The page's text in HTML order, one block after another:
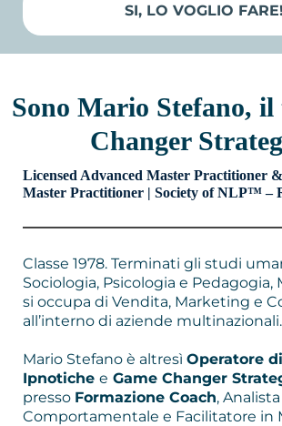
SI, LO VOGLIO FARE!
Sono Mario Stefano, il
Changer
Licensed Advanced Master Practitioner
Master Practitioner | Society of NLP™ –
Classe 1978. Terminati gli studi
Sociologia, Psicologia e Pedagogia,
si occupa di Vendita, Marketing e
all’interno di aziende multinazionali.
Mario Stefano è altresì Operatore
Ipnotiche e Game Changer
presso Formazione Coach, Analista
Comportamentale e Facilitatore in